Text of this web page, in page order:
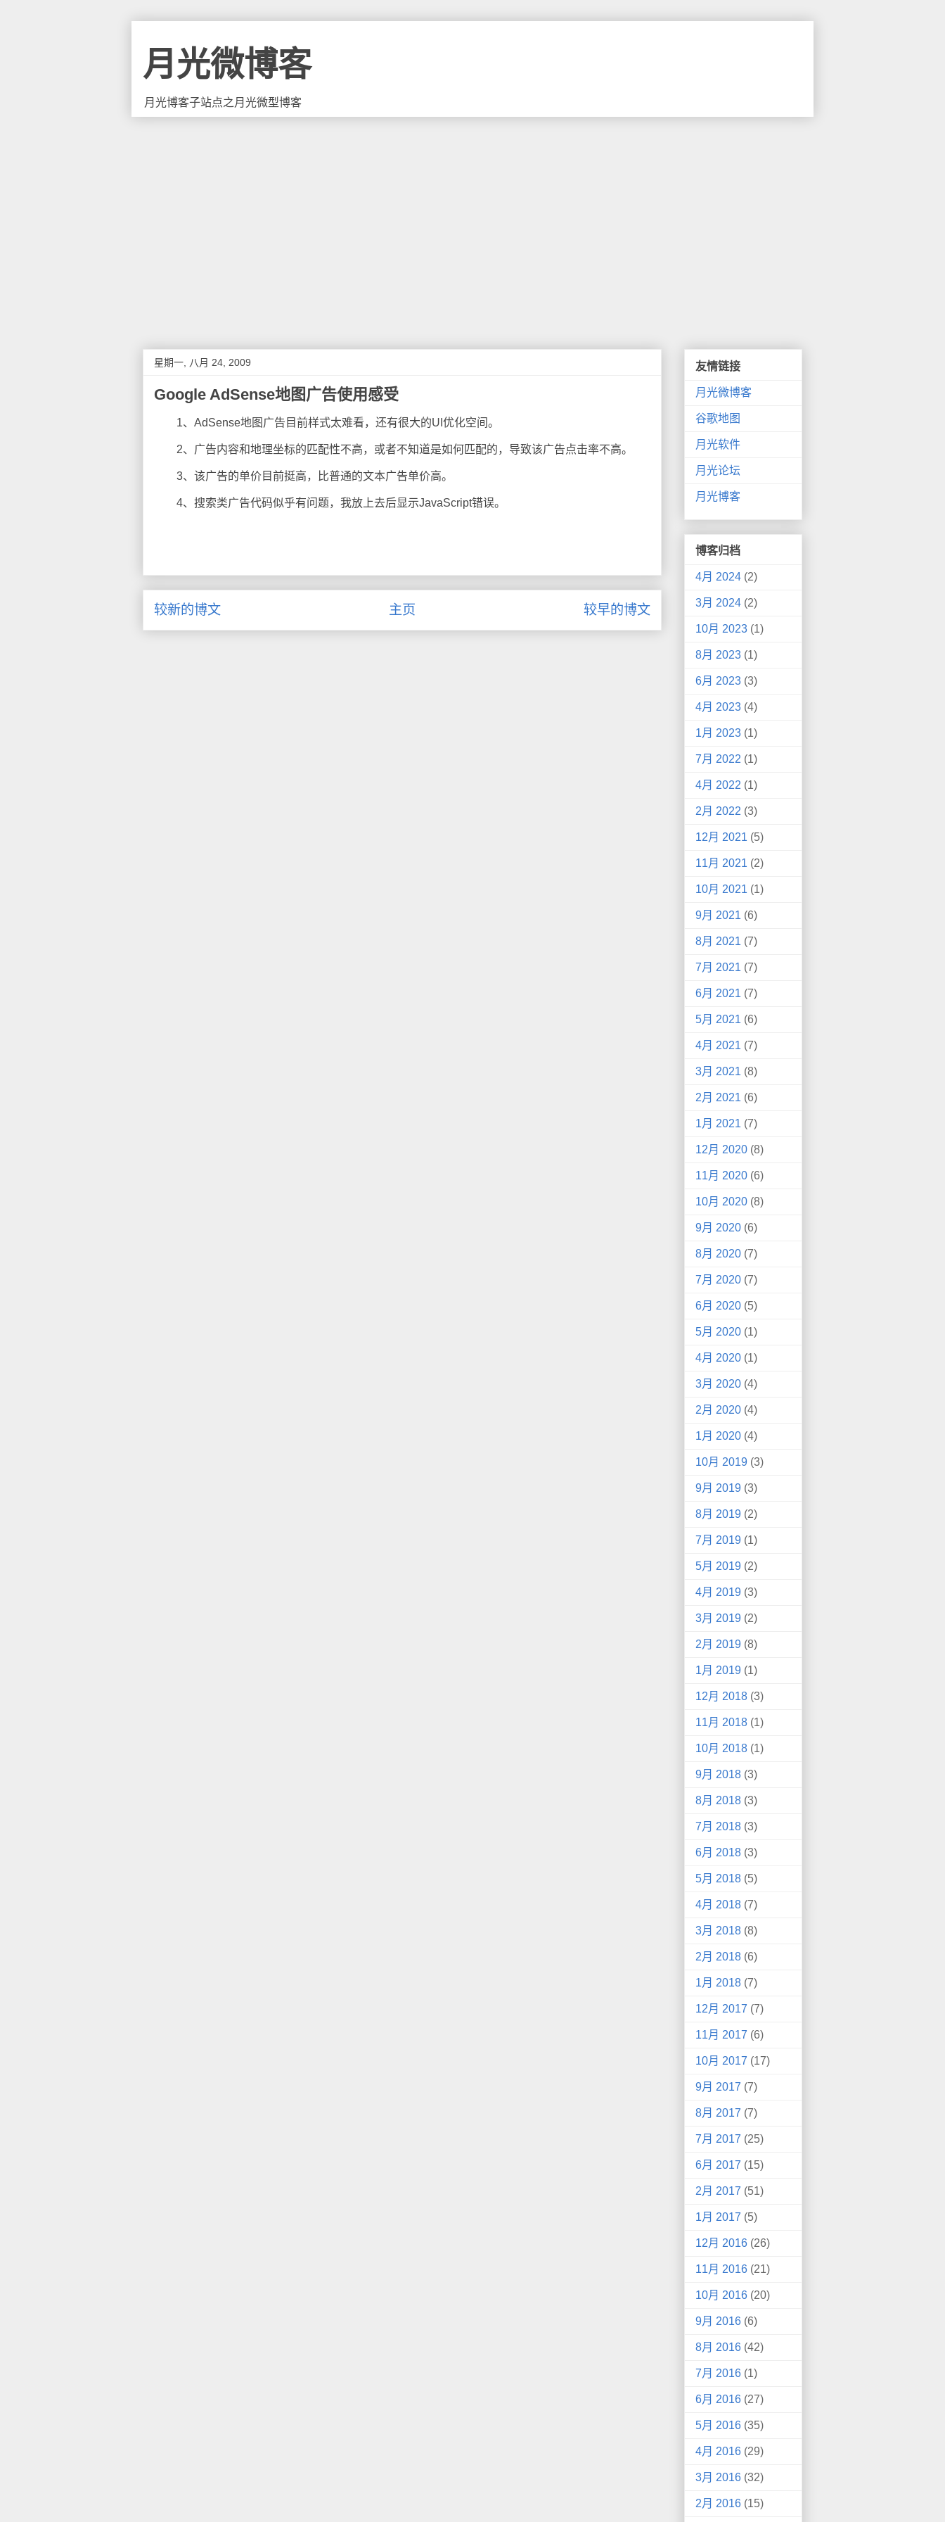
月光微博客
月光博客子站点之月光微型博客
星期一, 八月 24, 2009
Google AdSense地图广告使用感受
1、AdSense地图广告目前样式太难看，还有很大的UI优化空间。
2、广告内容和地理坐标的匹配性不高，或者不知道是如何匹配的，导致该广告点击率不高。
3、该广告的单价目前挺高，比普通的文本广告单价高。
4、搜索类广告代码似乎有问题，我放上去后显示JavaScript错误。
较新的博文 较早的博文
主页
友情链接
月光微博客
谷歌地图
月光软件
月光论坛
月光博客
博客归档
4月 2024 (2)
3月 2024 (2)
10月 2023 (1)
8月 2023 (1)
6月 2023 (3)
4月 2023 (4)
1月 2023 (1)
7月 2022 (1)
4月 2022 (1)
2月 2022 (3)
12月 2021 (5)
11月 2021 (2)
10月 2021 (1)
9月 2021 (6)
8月 2021 (7)
7月 2021 (7)
6月 2021 (7)
5月 2021 (6)
4月 2021 (7)
3月 2021 (8)
2月 2021 (6)
1月 2021 (7)
12月 2020 (8)
11月 2020 (6)
10月 2020 (8)
9月 2020 (6)
8月 2020 (7)
7月 2020 (7)
6月 2020 (5)
5月 2020 (1)
4月 2020 (1)
3月 2020 (4)
2月 2020 (4)
1月 2020 (4)
10月 2019 (3)
9月 2019 (3)
8月 2019 (2)
7月 2019 (1)
5月 2019 (2)
4月 2019 (3)
3月 2019 (2)
2月 2019 (8)
1月 2019 (1)
12月 2018 (3)
11月 2018 (1)
10月 2018 (1)
9月 2018 (3)
8月 2018 (3)
7月 2018 (3)
6月 2018 (3)
5月 2018 (5)
4月 2018 (7)
3月 2018 (8)
2月 2018 (6)
1月 2018 (7)
12月 2017 (7)
11月 2017 (6)
10月 2017 (17)
9月 2017 (7)
8月 2017 (7)
7月 2017 (25)
6月 2017 (15)
2月 2017 (51)
1月 2017 (5)
12月 2016 (26)
11月 2016 (21)
10月 2016 (20)
9月 2016 (6)
8月 2016 (42)
7月 2016 (1)
6月 2016 (27)
5月 2016 (35)
4月 2016 (29)
3月 2016 (32)
2月 2016 (15)